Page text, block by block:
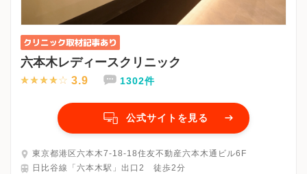
六本木レディースクリニック
3.9 1302件
公式サイトを見る
東京都港区六本木7-18-18住友不動産六本木通ビル6F
日比谷線「六本木駅」出口2 徒歩2分